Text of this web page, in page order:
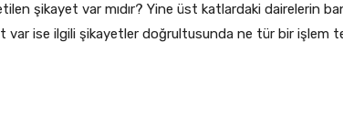
şikayet var mıdır? Yine üst katlardaki dairelerin
var ise ilgili şikayetler doğrultusunda ne tür bir işlem